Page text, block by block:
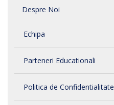
Despre Noi
Echipa
Parteneri Educationali
Politica de Confidentialitate